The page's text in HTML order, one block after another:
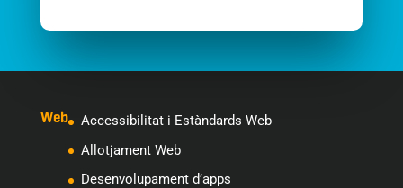
Web
Accessibilitat i Estàndards Web
Allotjament Web
Desenvolupament d’apps